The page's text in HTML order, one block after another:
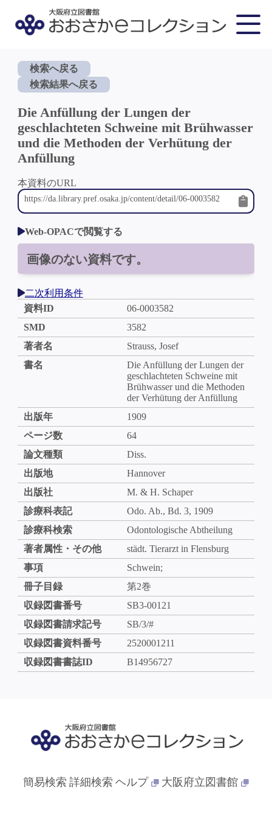
検索へ戻る
検索結果へ戻る
Die Anfüllung der Lungen der
geschlachteten Schweine mit Brühwasser
und die Methoden der Verhütung der
Anfüllung
本資料のURL
Web-OPACで閲覧する
画像のない資料です。
二次利用条件
資料ID
06-0003582
SMD
3582
著者名
Strauss, Josef
書名
Die Anfüllung der Lungen der
geschlachteten Schweine mit
Brühwasser und die Methoden
der Verhütung der Anfüllung
出版年
1909
ページ数
64
論文種類
Diss.
出版地
Hannover
出版社
M. & H. Schaper
診療科表記
Odo. Ab., Bd. 3, 1909
診療科検索
Odontologische Abtheilung
著者属性・その他
städt. Tierarzt in Flensburg
事項
Schwein;
冊子目録
第2巻
収録図書番号
SB3-00121
収録図書請求記号
SB/3/#
収録図書資料番号
2520001211
収録図書書誌ID
B14956727
簡易検索 詳細検索 ヘルプ 大阪府立図書館